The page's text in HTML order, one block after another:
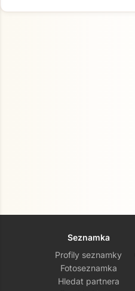
Seznamka
Profily seznamky
Fotoseznamka
Hledat partnera